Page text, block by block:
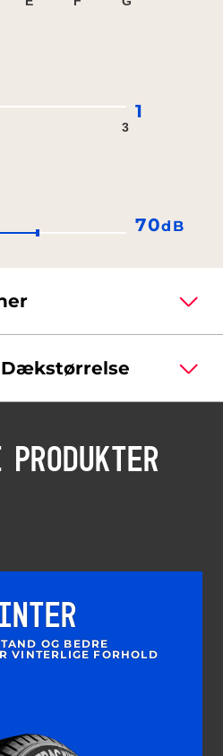
3
1
70dB
OG BEDRE
VINTERLIGE FORHOLD